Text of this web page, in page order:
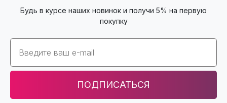
Будь в курсе наших новинок и получи 5% на первую
покупку
Email
ПОДПИСАТЬСЯ